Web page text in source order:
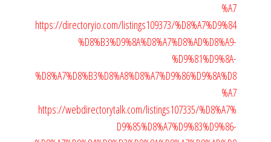
%A7
https://directoryio.com/listings109373/%D8%A7%D9%84
%D8%B3%D9%8A%D8%A7%D8%AD%D8%A9-
%D9%81%D9%8A-
%D8%A7%D8%B3%D8%A8%D8%A7%D9%86%D9%8A%D8
%A7
https://webdirectorytalk.com/listings107335/%D8%A7%
D9%85%D8%A7%D9%83%D9%86-